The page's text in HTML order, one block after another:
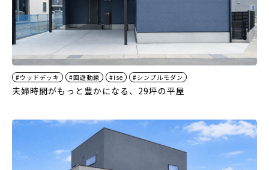
#ウッドデッキ #回遊動線 #ise #シンプルモダン
夫婦時間がもっと豊かになる、29坪の平屋